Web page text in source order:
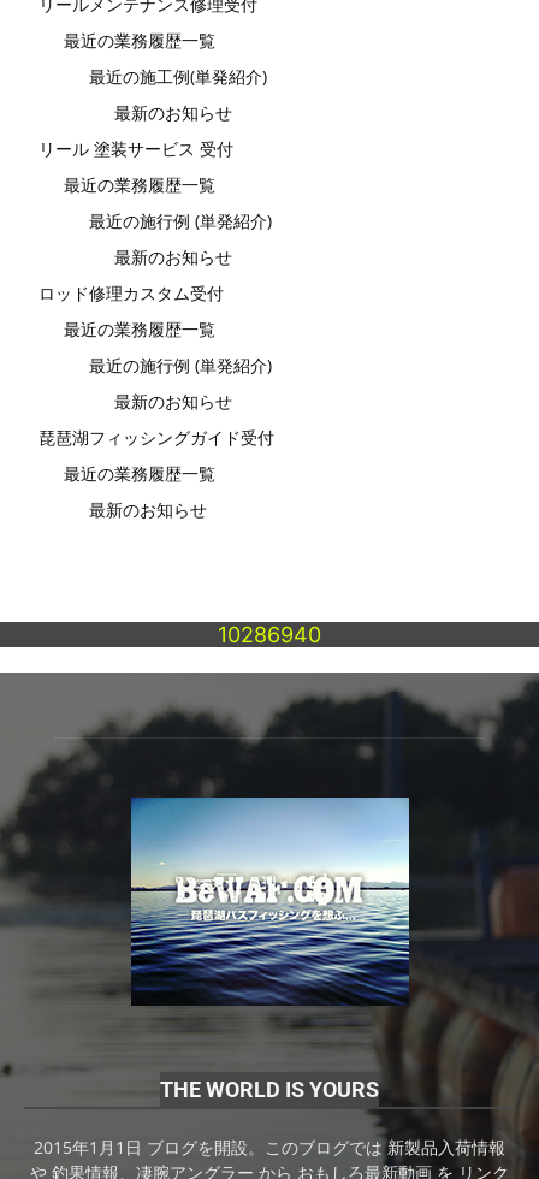
最近の業務履歴一覧
最近の施工例(単発紹介)
最新のお知らせ
リール 塗装サービス 受付
最近の業務履歴一覧
最近の施行例 (単発紹介)
最新のお知らせ
ロッド修理カスタム受付
最近の業務履歴一覧
最近の施行例 (単発紹介)
最新のお知らせ
琵琶湖フィッシングガイド受付
最近の業務履歴一覧
最新のお知らせ
10286940
THE WORLD IS YOURS
2015年1月1日 ブログを開設。このブログでは 新製品入荷情報
や 釣果情報、凄腕アングラー から おもしろ最新動画 を リンク